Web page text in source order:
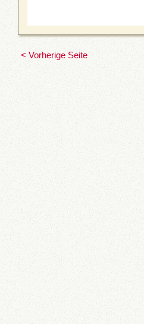
< Vorherige Seite